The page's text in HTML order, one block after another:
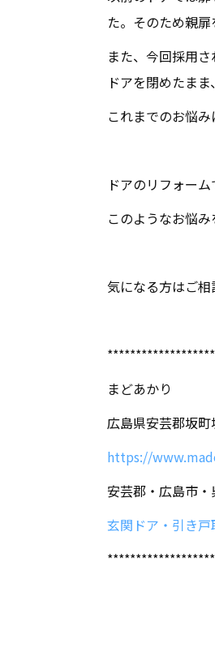
た。そのため親
また、今回採用
ドアを閉めたま
これまでのお悩
ドアのリフォー
このようなお悩
気になる方はご相
まどあかり
広島県安芸郡坂
https://
安芸郡・広島市
玄関ドア・引き戸